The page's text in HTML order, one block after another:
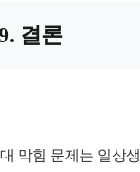
결론
막힘 문제는 일상